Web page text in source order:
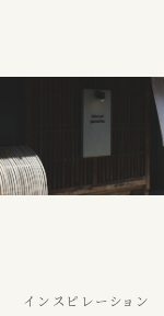
インスピレーション